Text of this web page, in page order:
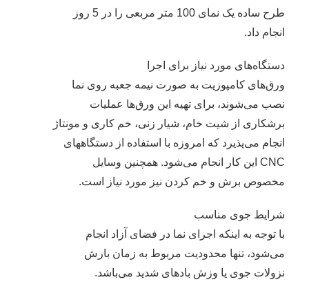
طرح ساده یک نمای 100 متر مربعی را در 5 روز
انجام داد.
دستگاه‌های مورد نیاز برای اجرا
ورق‌های کامپوزیت به صورت نیمه جعبه روی نما
نصب می‌شوند، برای تهیه این ورق‌ها عملیات
برشکاری از شیت خام، شیار زنی، خم کاری و مونتاژ
انجام می‌پذیرد که امروزه با استفاده از دستگاههای
CNC این کار انجام می‌شود. همچنین وسایل
مخصوص برش و خم کردن نیز مورد نیاز است.
شرایط جوی مناسب
با توجه به اینکه اجرای نما در فضای آزاد انجام
می‌شود، تنها محدودیت مربوط به زمان بارش
نزولات جوی یا وزش بادهای شدید می‌باشد.